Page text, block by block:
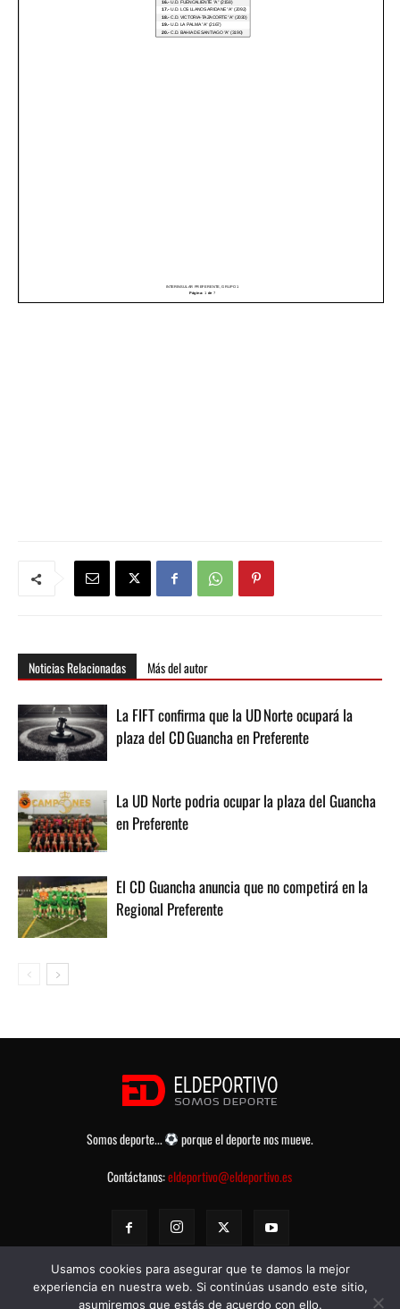
Noticias Relacionadas Más del autor
La FIFT confirma que la UD Norte ocupará la
plaza del CD Guancha en Preferente
La UD Norte podria ocupar la plaza del Guancha
en Preferente
El CD Guancha anuncia que no competirá en la
Regional Preferente
Somos deporte...
porque el deporte nos mueve.
Contáctanos:eldeportivo@eldeportivo.es
Usamos cookies para asegurar que te damos la mejor
experiencia en nuestra web. Si continúas usando este sitio,
asumiremos que estás de acuerdo con ello.